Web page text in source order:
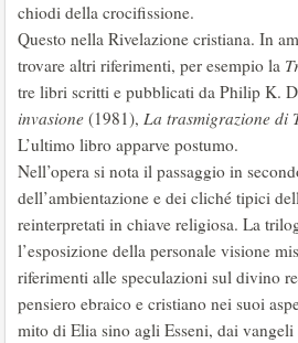
chiodi della crocifissione.
Questo nella Rivelazione cristiana. In
trovare altri riferimenti, per esempio la
tre libri scritti e pubblicati da Philip K.
invasione (1981), La trasmigrazione di
L’ultimo libro apparve postumo.
Nell’opera si nota il passaggio in
dell’ambientazione e dei cliché tipici
reinterpretati in chiave religiosa. La
l’esposizione della personale visione
riferimenti alle speculazioni sul divino
pensiero ebraico e cristiano nei suoi
mito di Elia sino agli Esseni, dai